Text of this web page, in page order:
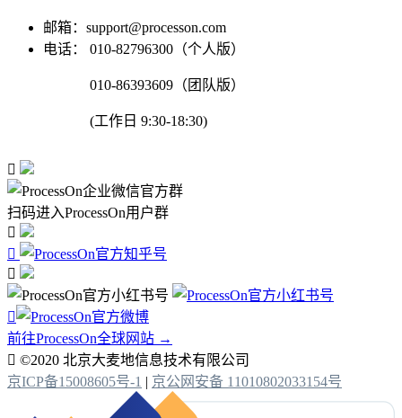
邮箱：support@processon.com
电话：
010-82796300（个人版）
010-86393609（团队版）
(工作日 9:30-18:30)

扫码进入ProcessOn用户群




前往ProcessOn全球网站 →
 ©2020 北京大麦地信息技术有限公司
京ICP备15008605号-1 | 京公网安备 11010802033154号